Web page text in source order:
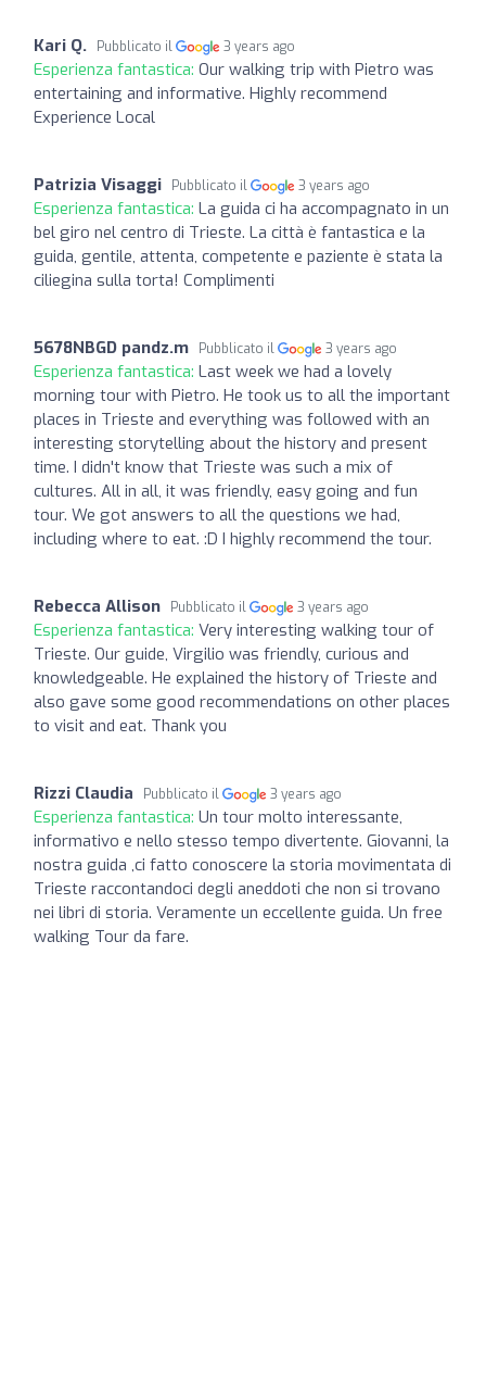
Kari Q. Pubblicato il 3 years ago
Esperienza fantastica: Our walking trip with Pietro was
entertaining and informative. Highly recommend
Experience Local
Patrizia Visaggi Pubblicato il 3 years ago
Esperienza fantastica: La guida ci ha accompagnato in un
bel giro nel centro di Trieste. La città è fantastica e la
guida, gentile, attenta, competente e paziente è stata la
ciliegina sulla torta! Complimenti
5678NBGD pandz.m Pubblicato il 3 years ago
Esperienza fantastica: Last week we had a lovely
morning tour with Pietro. He took us to all the important
places in Trieste and everything was followed with an
interesting storytelling about the history and present
time. I didn't know that Trieste was such a mix of
cultures. All in all, it was friendly, easy going and fun
tour. We got answers to all the questions we had,
including where to eat. :D I highly recommend the tour.
Rebecca Allison Pubblicato il 3 years ago
Esperienza fantastica: Very interesting walking tour of
Trieste. Our guide, Virgilio was friendly, curious and
knowledgeable. He explained the history of Trieste and
also gave some good recommendations on other places
to visit and eat. Thank you
Rizzi Claudia Pubblicato il 3 years ago
Esperienza fantastica: Un tour molto interessante,
informativo e nello stesso tempo divertente. Giovanni, la
nostra guida ,ci fatto conoscere la storia movimentata di
Trieste raccontandoci degli aneddoti che non si trovano
nei libri di storia. Veramente un eccellente guida. Un free
walking Tour da fare.